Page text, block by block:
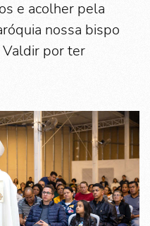
e acolher pela
nossa bispo
Valdir por ter